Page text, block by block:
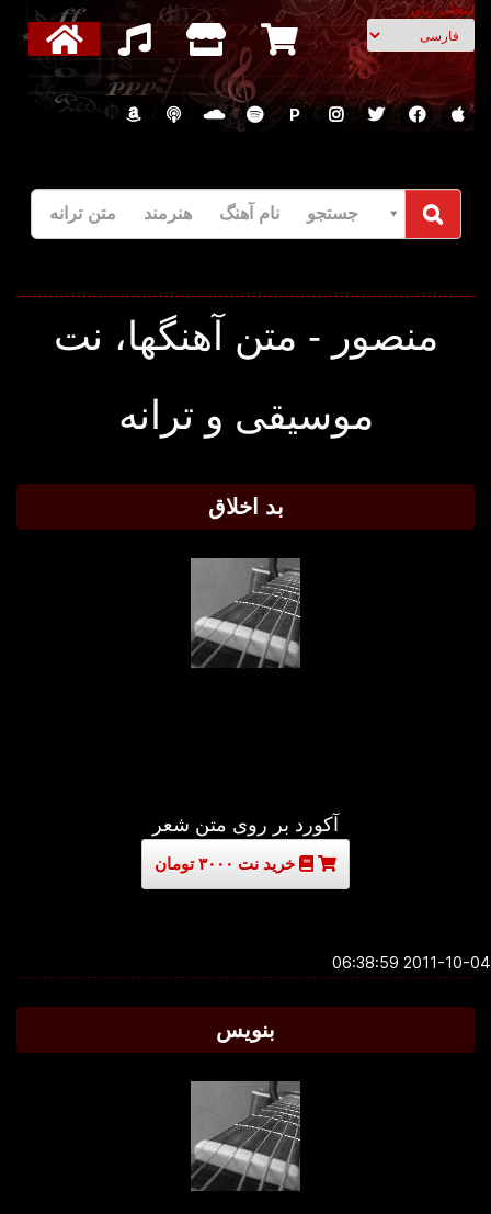
انتخاب زبان
P
جستجو نام آهنگ هنرمند متن ترانه
منصور - متن آهنگها، نت
موسیقی و ترانه
بد اخلاق
آکورد بر روی متن شعر
خرید نت ۳۰۰۰ تومان
2011-10-04
بنویس